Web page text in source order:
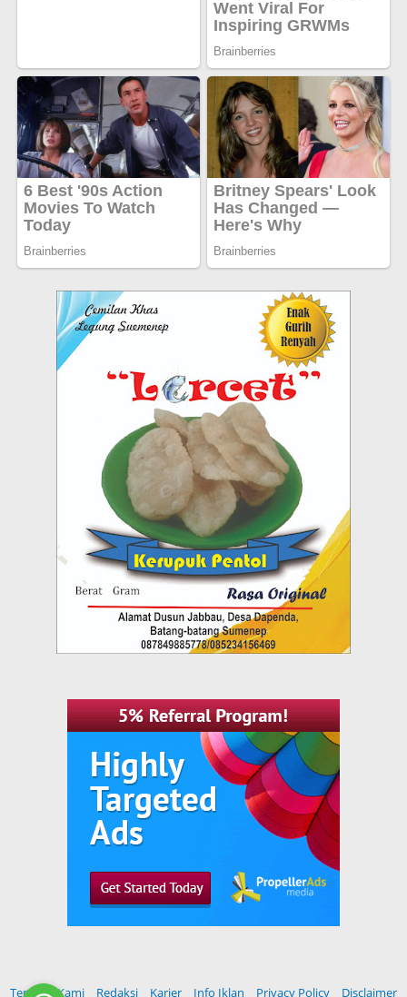
Tentang Kami Redaksi Karier Info Iklan Privacy Policy Disclaimer